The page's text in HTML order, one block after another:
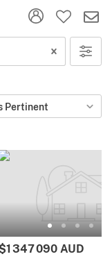
Pertinent
$1 347 090 AUD